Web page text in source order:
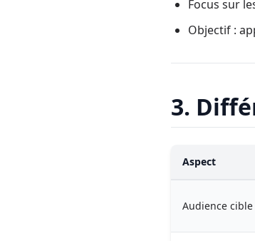
Focus sur
Objectif :
3.
Aspect
Audience cible